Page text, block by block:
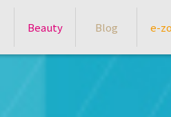
Beauty Blog e-